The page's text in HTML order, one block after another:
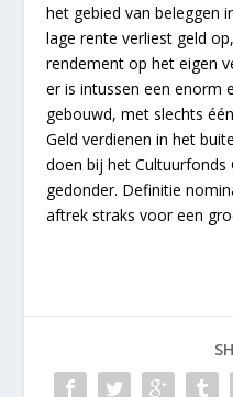
het gebied van beleggen
lage rente verliest geld
rendement op het eigen
er is intussen een enorm
gebouwd, met slechts
Geld verdienen in het
doen bij het Cultuurfonds
gedonder. Definitie
aftrek straks voor een